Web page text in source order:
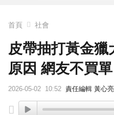
首頁 社會
皮帶抽打黃金
原因 網友不買單
2026-05-02 10:52 責任編輯 黃心亮